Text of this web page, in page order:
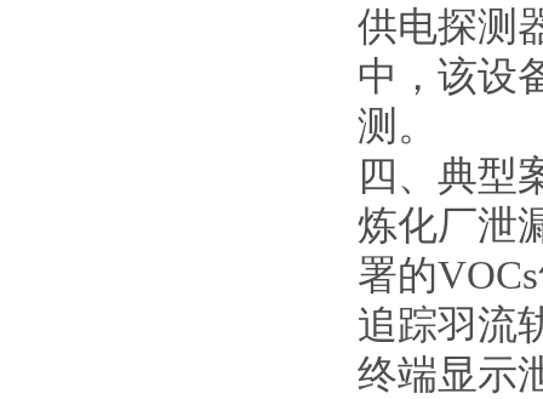
供电探测
中，该设
测。
四、典型
炼化厂泄
署的
追踪羽流
终端显示